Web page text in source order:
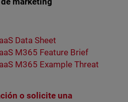
Data Sheet
M365 Feature Brief
M365 Example Threat
o solicite una